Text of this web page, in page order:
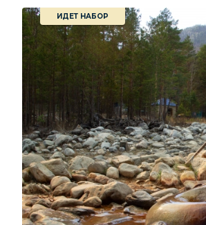
ИДЕТ НАБОР